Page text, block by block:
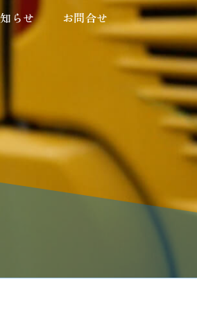
らせ お問合せ
らせ お問合せ